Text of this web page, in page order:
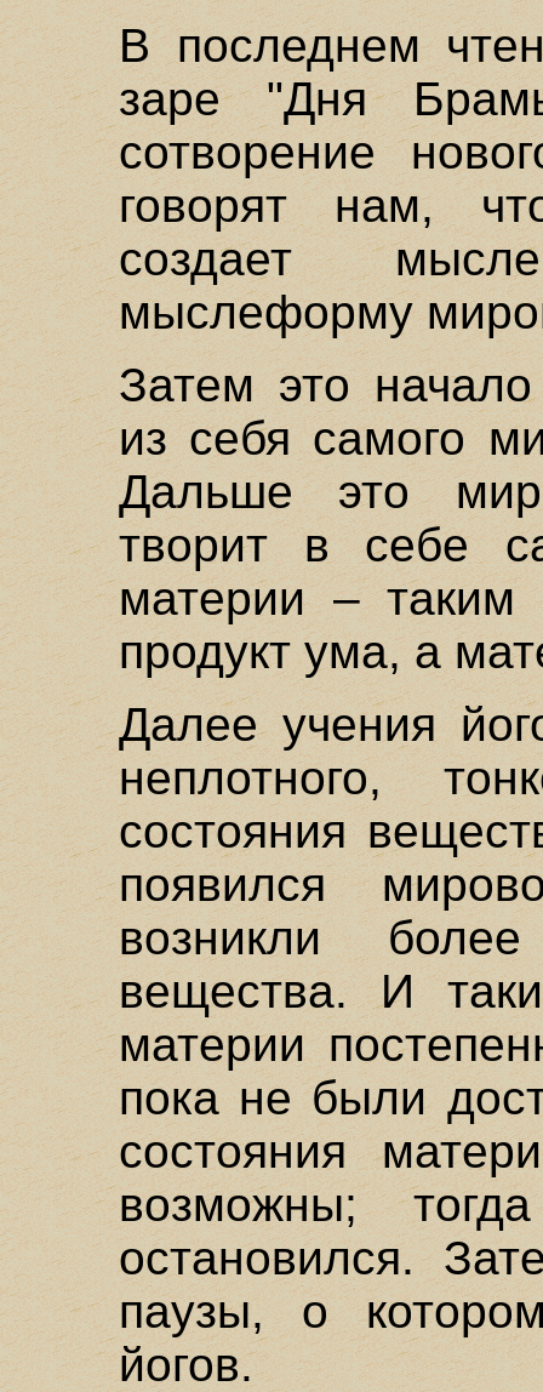
В последнем
заре "Дня
сотворение
говорят нам,
создает
мыслеформу
Затем это
из себя самого
Дальше это
творит в себе
материи – таким
продукт ума, а
Далее учения
неплотного,
состояния
появился
возникли
вещества. И
материи
пока не были
состояния
возможны;
остановился.
паузы, о
йогов.